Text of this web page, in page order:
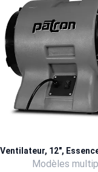
Ventilateur, 12",
Modèles